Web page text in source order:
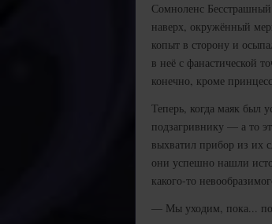
Сомноленс
наверх, окружённый
копыт в сторону и
в неё с фанастической
конечно, кроме
Теперь, когда маяк был
подзагривнику — а то
выхватил прибор из их
они успешно нашли
какого-то
— Мы уходим, пока...